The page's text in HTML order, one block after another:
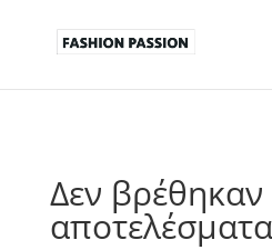
Δεν βρέθηκαν
αποτελέσματα